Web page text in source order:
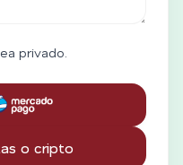
privado.
o cripto